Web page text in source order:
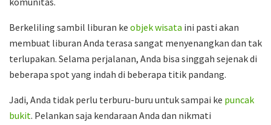
Berkeliling sambil liburan ke objek wisata ini pasti akan
membuat liburan Anda terasa sangat menyenangkan dan tak
terlupakan. Selama perjalanan, Anda bisa singgah sejenak di
beberapa spot yang indah di beberapa titik pandang.
Jadi, Anda tidak perlu terburu-buru untuk sampai ke puncak
bukit. Pelankan saja kendaraan Anda dan nikmati